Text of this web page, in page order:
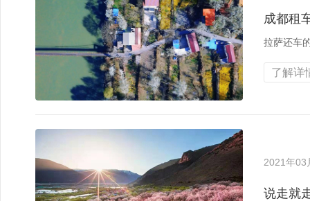
成都租
拉萨还车
了解详
2021年03
说走就